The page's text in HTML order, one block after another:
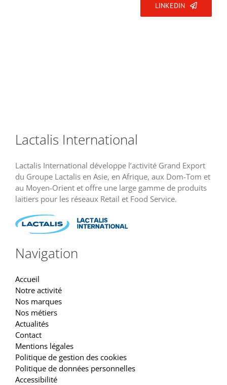
LINKEDIN
Lactalis International
Lactalis International développe l’activité Grand Export
du Groupe Lactalis en Asie, en Afrique, aux Dom-Tom et
au Moyen-Orient et offre une large gamme de produits
laitiers pour les réseaux Retail et Food Service.
Navigation
Accueil
Notre activité
Nos marques
Nos métiers
Actualités
Contact
Mentions légales
Politique de gestion des cookies
Politique de données personnelles
Accessibilité